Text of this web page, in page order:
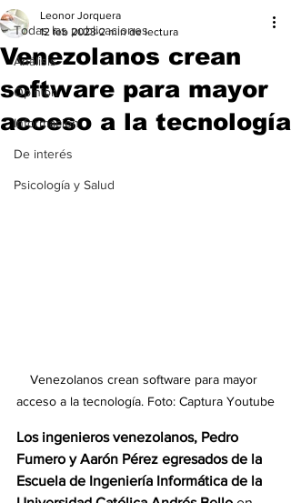
Todas las publicaciones
Análisis
Opinión
Información
De interés
Psicología y Salud
Venezolanos crean
software para mayor
acceso a la tecnología
Leonor Jorquera
12 feb 2023 2 min de lectura
Venezolanos crean software para mayor
acceso a la tecnología. Foto: Captura Youtube
Los ingenieros venezolanos, Pedro
Fumero y Aarón Pérez egresados de la
Escuela de Ingeniería Informática de la